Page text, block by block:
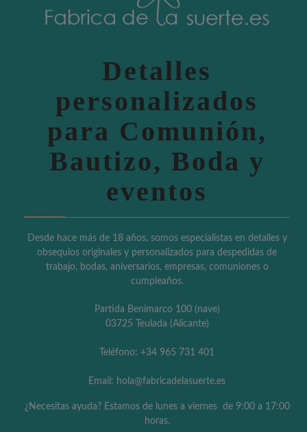
Detalles
personalizados
para Comunión,
Bautizo, Boda y
eventos
Desde hace más de 18 años, somos especialistas en detalles y
obsequios originales y personalizados para despedidas de
trabajo, bodas, aniversarios, empresas, comuniones o
cumpleaños.
Partida Benimarco 100 (nave)
03725 Teulada (Alicante)
Teléfono: +34 965 731 401
Email: hola@fabricadelasuerte.es
¿Necesitas ayuda? Estamos de lunes a viernes de 9:00 a 17:00
horas.